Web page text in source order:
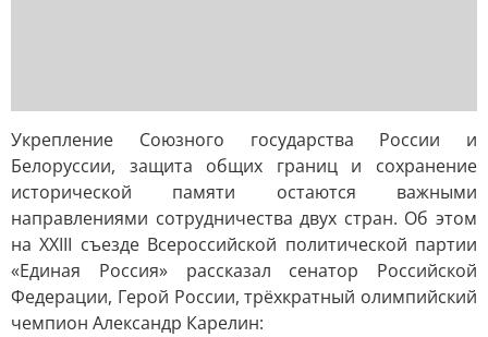
Укрепление Союзного государства России и
Белоруссии, защита общих границ и сохранение
исторической памяти остаются важными
направлениями сотрудничества двух стран. Об этом
на XXIII съезде Всероссийской политической партии
«Единая Россия» рассказал сенатор Российской
Федерации, Герой России, трёхкратный олимпийский
чемпион Александр Карелин: